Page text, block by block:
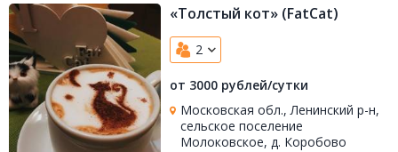
«Толстый кот» (FatCat)
2
от 3000 рублей/сутки
Московская обл., Ленинский р-н,
сельское поселение
Молоковское, д. Коробово